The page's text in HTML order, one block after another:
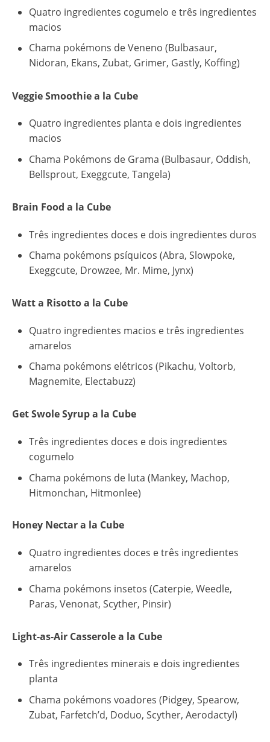
Quatro ingredientes cogumelo e três ingredientes
macios
Chama pokémons de Veneno (Bulbasaur,
Nidoran, Ekans, Zubat, Grimer, Gastly, Koffing)
Veggie Smoothie a la Cube
Quatro ingredientes planta e dois ingredientes
macios
Chama Pokémons de Grama (Bulbasaur, Oddish,
Bellsprout, Exeggcute, Tangela)
Brain Food a la Cube
Três ingredientes doces e dois ingredientes duros
Chama pokémons psíquicos (Abra, Slowpoke,
Exeggcute, Drowzee, Mr. Mime, Jynx)
Watt a Risotto a la Cube
Quatro ingredientes macios e três ingredientes
amarelos
Chama pokémons elétricos (Pikachu, Voltorb,
Magnemite, Electabuzz)
Get Swole Syrup a la Cube
Três ingredientes doces e dois ingredientes
cogumelo
Chama pokémons de luta (Mankey, Machop,
Hitmonchan, Hitmonlee)
Honey Nectar a la Cube
Quatro ingredientes doces e três ingredientes
amarelos
Chama pokémons insetos (Caterpie, Weedle,
Paras, Venonat, Scyther, Pinsir)
Light-as-Air Casserole a la Cube
Três ingredientes minerais e dois ingredientes
planta
Chama pokémons voadores (Pidgey, Spearow,
Zubat, Farfetch’d, Doduo, Scyther, Aerodactyl)